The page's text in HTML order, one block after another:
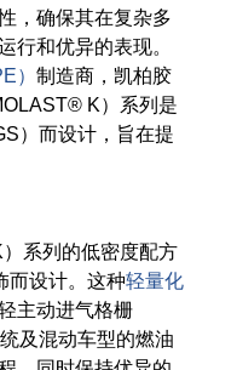
，确保其在复杂多
行和优异的表现。
） 制造商，凯柏胶
K）系列是
）而设计，旨在提
系列的低密度配方
而设计。这种轻量化
主动进气格栅
及混动车型的燃油